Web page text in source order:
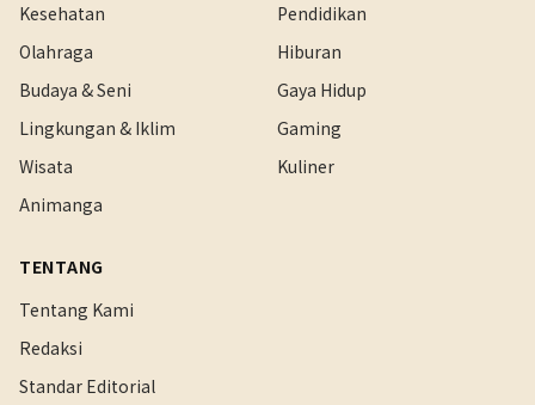
Kesehatan
Pendidikan
Olahraga
Hiburan
Budaya & Seni
Gaya Hidup
Lingkungan & Iklim
Gaming
Wisata
Kuliner
Animanga
TENTANG
Tentang Kami
Redaksi
Standar Editorial